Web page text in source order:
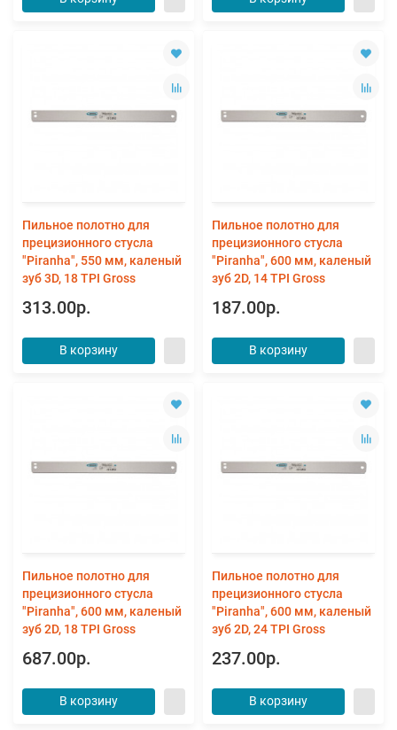
Пильное полотно для
прецизионного стусла
"Piranha", 550 мм, каленый
зуб 3D, 18 TPI Gross
313.00р.
В корзину
Пильное полотно для
прецизионного стусла
"Piranha", 600 мм, каленый
зуб 2D, 14 TPI Gross
187.00р.
В корзину
Пильное полотно для
прецизионного стусла
"Piranha", 600 мм, каленый
зуб 2D, 18 TPI Gross
687.00р.
В корзину
Пильное полотно для
прецизионного стусла
"Piranha", 600 мм, каленый
зуб 2D, 24 TPI Gross
237.00р.
В корзину